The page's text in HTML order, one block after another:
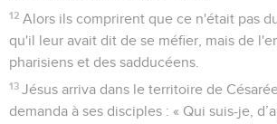
12 Alors ils comprirent que ce n'était pas
qu'il leur avait dit de se méfier, mais de
pharisiens et des sadducéens.
13 Jésus arriva dans le territoire de
demanda à ses disciples : « Qui suis-je,